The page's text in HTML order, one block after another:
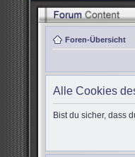
Foren-Übersicht
Alle Cookies
Bist du sicher, dass